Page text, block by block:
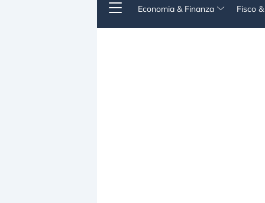
Economia & Finanza Fisco